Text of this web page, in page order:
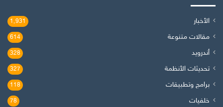
الأخبار 1٬931
مقالات متنوعة 614
أندرويد 328
تحديثات الأنظمة 327
برامج وتطبيقات 118
خلفيات 78